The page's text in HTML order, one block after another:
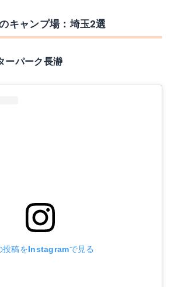
キャンプ場：埼玉2選
ーパーク長瀞
投稿をInstagramで見る